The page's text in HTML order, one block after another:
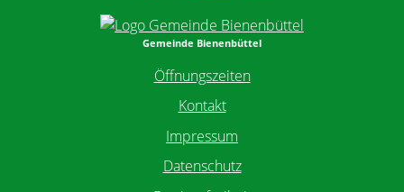
Gemeinde Bienenbüttel
Öffnungszeiten
Kontakt
Impressum
Datenschutz